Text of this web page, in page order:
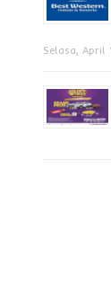
Selasa, April